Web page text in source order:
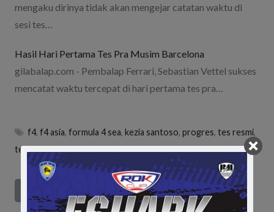
mengaku dirinya tidak akan mengejar catatan waktu di
sesi tes…
Hasil Hari Pertama Tes Pra Musim Barcelona
gilabalap.com - Pembalap Ferrari, Sebastian Vettel sukses
mencatat waktu tercepat di hari pertama tes pra…
f4,f4 asia,formula 4 sea,kezia santoso,progres,tes resmi,
tes resmi f4